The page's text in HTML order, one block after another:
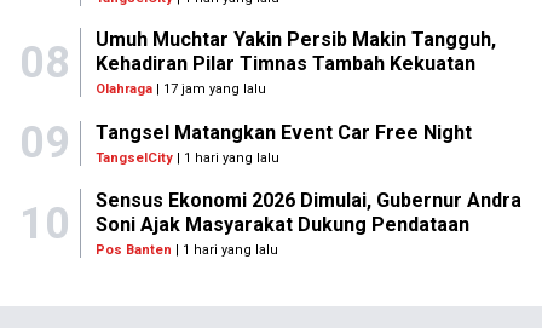
08
Umuh Muchtar Yakin Persib Makin Tangguh,
Kehadiran Pilar Timnas Tambah Kekuatan
Olahraga| 17 jam yang lalu
09 Tangsel Matangkan Event Car Free Night
TangselCity | 1 hari yang lalu
10
Sensus Ekonomi 2026 Dimulai, Gubernur Andra
Soni Ajak Masyarakat Dukung Pendataan
Pos Banten | 1 hari yang lalu